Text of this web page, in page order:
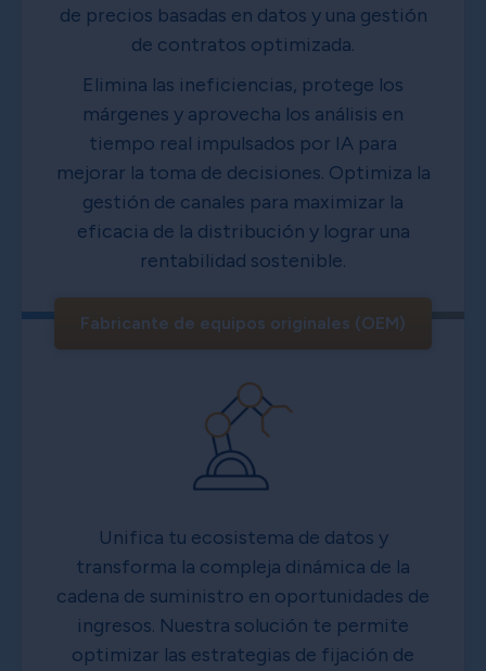
de precios basadas en datos y una gestión
de contratos optimizada.
Elimina las ineficiencias, protege los
márgenes y aprovecha los análisis en
tiempo real impulsados por IA para
mejorar la toma de decisiones. Optimiza la
gestión de canales para maximizar la
eficacia de la distribución y lograr una
rentabilidad sostenible.
Fabricante de equipos originales (OEM)
Unifica tu ecosistema de datos y
transforma la compleja dinámica de la
cadena de suministro en oportunidades de
ingresos. Nuestra solución te permite
optimizar las estrategias de fijación de